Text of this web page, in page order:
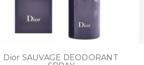
Dior SAUVAGE DEODORANT